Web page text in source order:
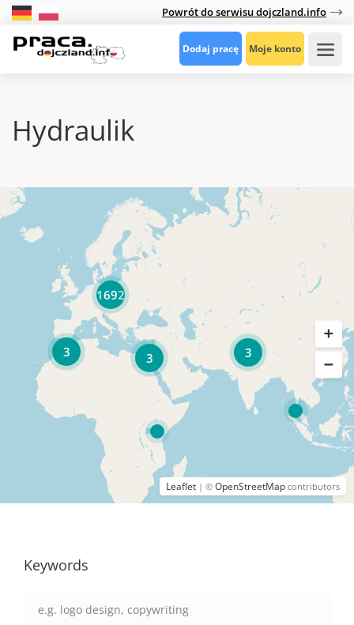
Powrót do serwisu dojczland.info
Dodaj pracę Moje konto
Hydraulik
3
3
3
1692
Leaflet | © OpenStreetMap contributors
Keywords